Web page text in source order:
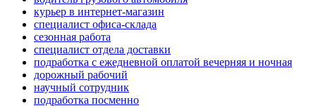
курьер в интернет-магазин
специалист офиса-склада
сезонная работа
специалист отдела доставки
подработка с ежедневной оплатой вечерняя и ночная
дорожный рабочий
научный сотрудник
подработка посменно